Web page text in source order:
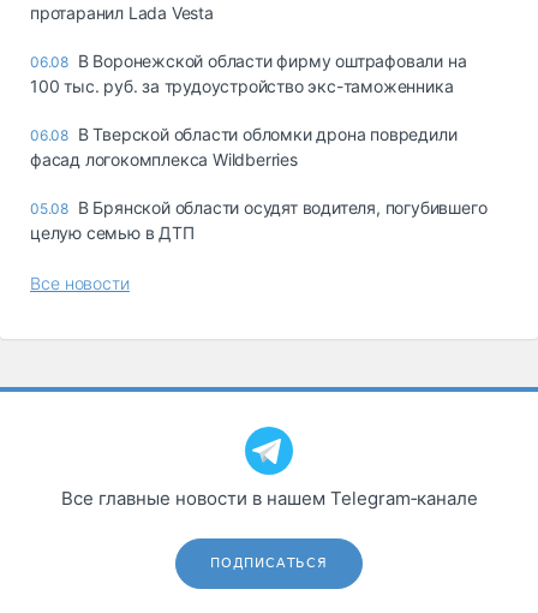
протаранил Lada Vesta
06.08 В Воронежской области фирму оштрафовали на
100 тыс. руб. за трудоустройство экс-таможенника
06.08 В Тверской области обломки дрона повредили
фасад логокомплекса Wildberries
05.08 В Брянской области осудят водителя, погубившего
целую семью в ДТП
Все новости
Все главные новости в нашем Telegram‑канале
ПОДПИСАТЬСЯ